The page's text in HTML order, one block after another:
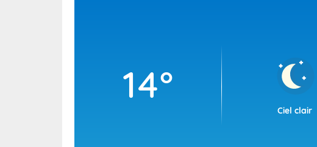
14°
Ciel clair